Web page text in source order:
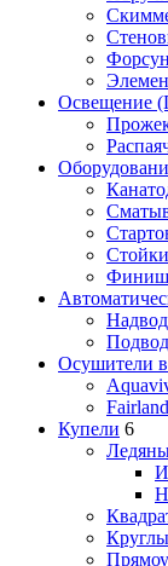
Освещение
Стойки
Осушители
Fairland
Купели 6